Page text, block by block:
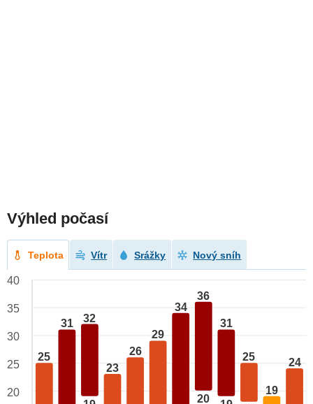
Výhled počasí
Teplota Vítr Srážky Nový sníh
25
31 32
23
26
29
34
36
20
31
25
19
24
40
35
30
25
20